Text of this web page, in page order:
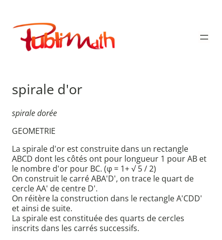
contenu
Publimath
spirale d'or
spirale dorée
GEOMETRIE
La spirale d'or est construite dans un rectangle
ABCD dont les côtés ont pour longueur 1 pour AB et
le nombre d'or pour BC. (φ = 1+ √ 5 / 2)
On construit le carré ABA'D', on trace le quart de
cercle AA' de centre D'.
On réitère la construction dans le rectangle A'CDD'
et ainsi de suite.
La spirale est constituée des quarts de cercles
inscrits dans les carrés successifs.